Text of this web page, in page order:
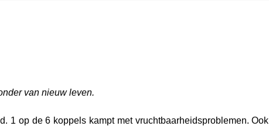
van nieuw leven.
1 op de 6 koppels kampt met vruchtbaarheidsproblemen. Ook